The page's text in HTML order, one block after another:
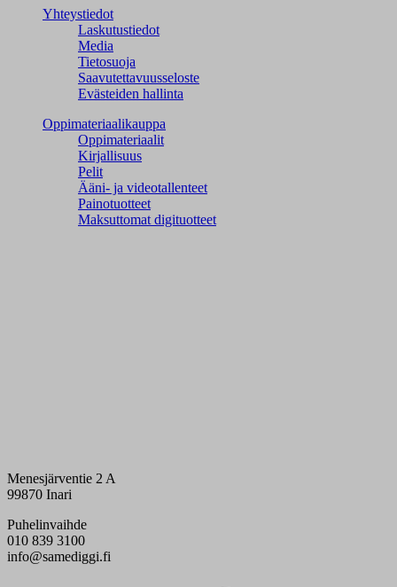
Yhteystiedot
Laskutustiedot
Media
Tietosuoja
Saavutettavuusseloste
Evästeiden hallinta
Oppimateriaalikauppa
Oppimateriaalit
Kirjallisuus
Pelit
Ääni- ja videotallenteet
Painotuotteet
Maksuttomat digituotteet
Menesjärventie 2 A
99870 Inari
Puhelinvaihde
010 839 3100
info@samediggi.fi